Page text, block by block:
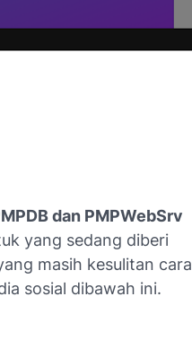
dan PMPWebSrv
yang sedang diberi
masih kesulitan cara
sosial dibawah ini.